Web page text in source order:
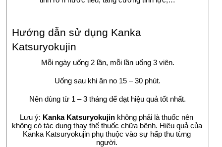
Hướng dẫn sử dụng Kanka
Katsuryokujin
Mỗi ngày uống 2 lần, mỗi lần uống 3 viên.
Uống sau khi ăn no 15 – 30 phút.
Nên dùng từ 1 – 3 tháng để đạt hiệu quả tốt nhất.
Lưu ý: Kanka Katsuryokujin không phải là thuốc nên
không có tác dụng thay thế thuốc chữa bệnh. Hiệu quả của
Kanka Katsuryokujin phụ thuộc vào sự hấp thu từng
người.